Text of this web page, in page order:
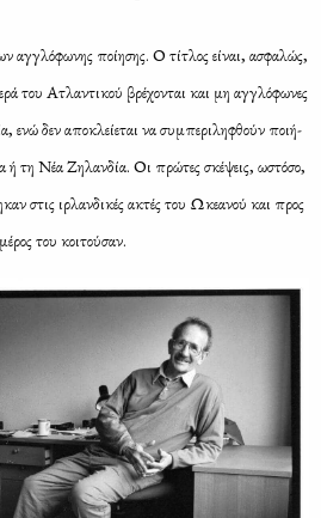
αγ­γλό­φω­νης ποί­η­σης. Ο τί­τλος εί­ναι, ασφα­λώς,
του Ατλα­ντι­κού βρέ­χο­νται και μη αγ­γλό­φω­νες
ενώ δεν απο­κλεί­ε­ται να συ­μπε­ρι­λη­φθούν ποι­ή­
τη Νέα Ζη­λαν­δία. Οι πρώ­τες σκέ­ψεις, ωστό­σο,
στις ιρ­λαν­δι­κές ακτές του Ωκε­α­νού και προς
του κοι­τού­σαν.